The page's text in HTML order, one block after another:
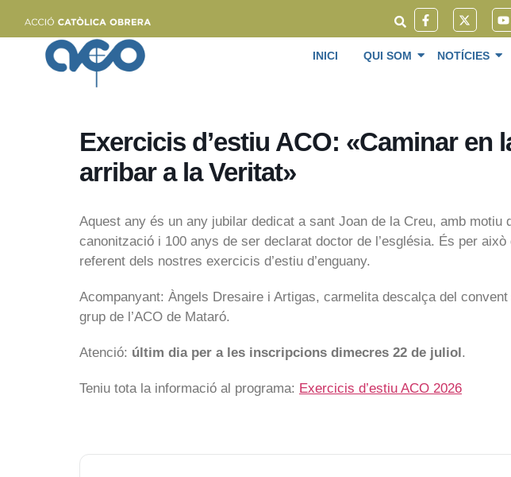
INICI QUI SOM NOTÍCIES
Exercicis d’estiu ACO: «Caminar en
arribar a la Veritat»
Aquest any és un any jubilar dedicat a sant Joan de la Creu, amb motiu
canonització i 100 anys de ser declarat doctor de l’església. És per
referent dels nostres exercicis d’estiu d’enguany.
Acompanyant: Àngels Dresaire i Artigas, carmelita descalça del convent
grup de l’ACO de Mataró.
Atenció: últim dia per a les inscripcions dimecres 22 de juliol .
Teniu tota la informació al programa: Exercicis d’estiu ACO 2026